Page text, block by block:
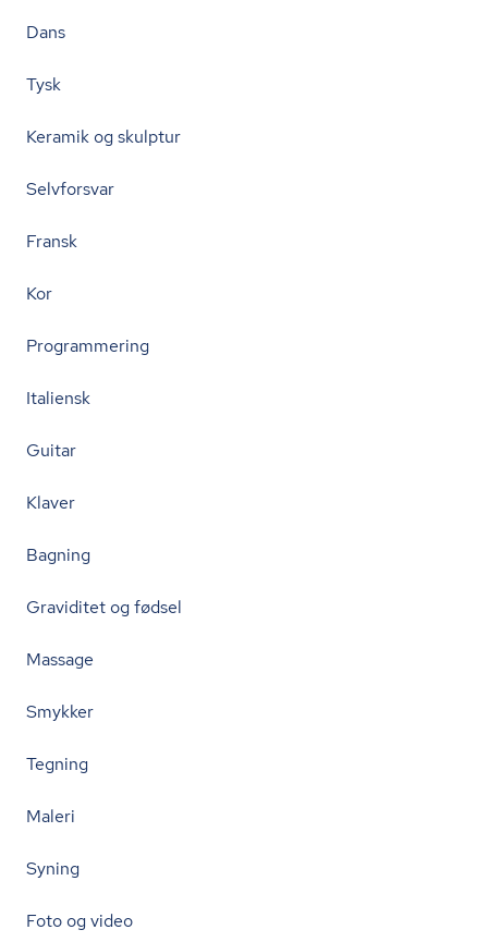
Dans
Tysk
Keramik og skulptur
Selvforsvar
Fransk
Kor
Programmering
Italiensk
Guitar
Klaver
Bagning
Graviditet og fødsel
Massage
Smykker
Tegning
Maleri
Syning
Foto og video